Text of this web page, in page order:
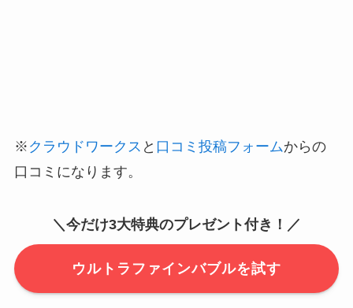
※ クラウドワークス と 口コミ投稿フォームからの
口コミになります。
＼今だけ3大特典のプレゼント付き！／
ウルトラファインバブルを試す